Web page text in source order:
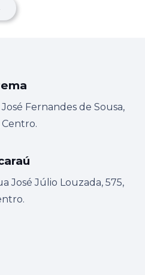
Fernandes de Sousa,
Centro.
José Júlio Louzada, 575,